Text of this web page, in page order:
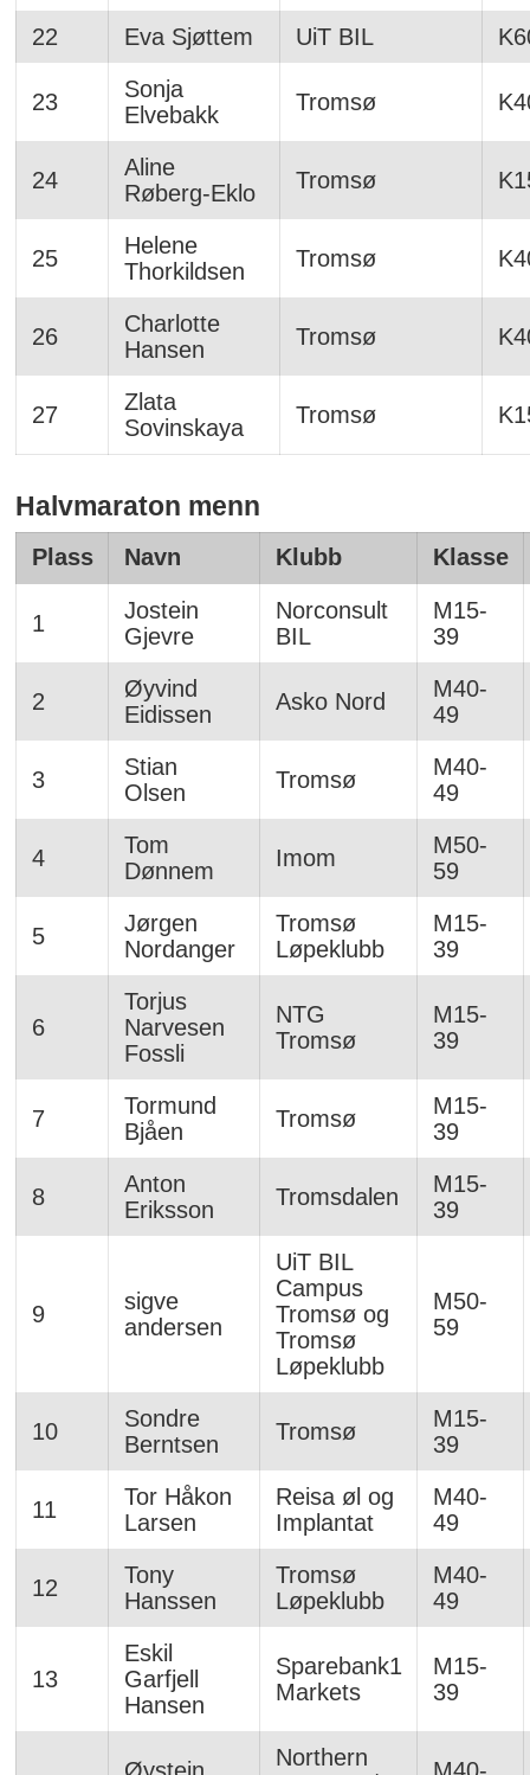
22 Eva Sjøttem UiT BIL
23
Sonja
Elvebakk
Tromsø
24
Aline
Røberg-Eklo
Tromsø
25
Helene
Thorkildsen
Tromsø
26
Charlotte
Hansen
Tromsø
27
Zlata
Sovinskaya
Tromsø
Halvmaraton menn
Plass Navn Klubb Klasse
1
Jostein
Gjevre
Norconsult
BIL
M15-
39
2
Øyvind
Eidissen
Asko Nord
M40-
49
3
Stian
Olsen
Tromsø
M40-
49
4
Tom
Dønnem
Imom
M50-
59
5
Jørgen
Nordanger
Tromsø
Løpeklubb
M15-
39
6
Torjus
Narvesen
Fossli
NTG
Tromsø
M15-
39
7
Tormund
Bjåen
Tromsø
M15-
39
8
Anton
Eriksson
Tromsdalen
M15-
39
9
sigve
andersen
UiT BIL
Campus
Tromsø og
Tromsø
Løpeklubb
M50-
59
10
Sondre
Berntsen
Tromsø
M15-
39
11
Tor Håkon
Larsen
Reisa øl og
Implantat
M40-
49
12
Tony
Hanssen
Tromsø
Løpeklubb
M40-
49
13
Eskil
Garfjell
Hansen
Sparebank1
Markets
M15-
39
Northern